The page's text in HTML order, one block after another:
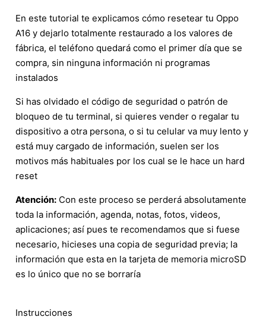
En este tutorial te explicamos cómo resetear tu Oppo
A16 y dejarlo totalmente restaurado a los valores de
fábrica, el teléfono quedará como el primer día que se
compra, sin ninguna información ni programas
instalados
Si has olvidado el código de seguridad o patrón de
bloqueo de tu terminal, si quieres vender o regalar tu
dispositivo a otra persona, o si tu celular va muy lento y
está muy cargado de información, suelen ser los
motivos más habituales por los cual se le hace un hard
reset
Atención: Con este proceso se perderá absolutamente
toda la información, agenda, notas, fotos, videos,
aplicaciones; así pues te recomendamos que si fuese
necesario, hicieses una copia de seguridad previa; la
información que esta en la tarjeta de memoria microSD
es lo único que no se borraría
Instrucciones